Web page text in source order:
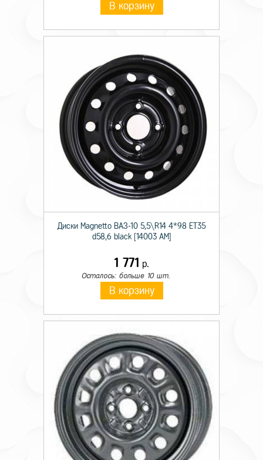
В корзину
Диски Magnetto ВАЗ-10 5,5\R14 4*98 ET35
d58,6 black [14003 AM]
1 771 р.
Осталось: больше 10 шт.
В корзину